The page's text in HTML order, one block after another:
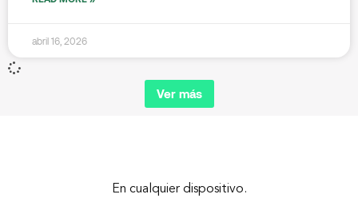
abril 16, 2026
Ver más
En cualquier dispositivo.